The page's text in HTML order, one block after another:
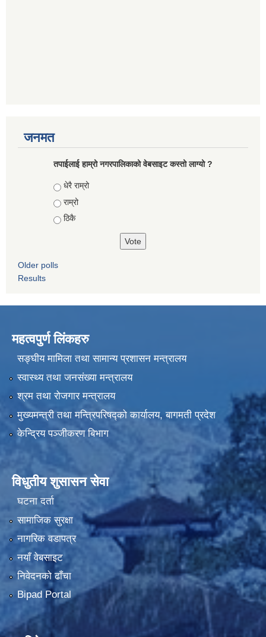
जनमत
तपाईलाई हाम्रो नगरपालिकाको वेबसाइट कस्तो लाग्यो ?
Choices
धेरै राम्रो
राम्रो
ठिकै
Older polls
Results
महत्वपुर्ण लिंकहरु
सङ्घीय मामिला तथा सामान्य प्रशासन मन्त्रालय
स्वास्थ्य तथा जनसंख्या मन्त्रालय
श्रम तथा रोजगार मन्त्रालय
मुख्यमन्त्री तथा मन्त्रिपरिषद्को कार्यालय, बागमती प्रदेश
केन्द्रिय पञ्जीकरण बिभाग
विधुतीय शुसासन सेवा
घटना दर्ता
सामाजिक सुरक्षा
नागरिक वडापत्र
नयाँ वेबसाइट
निवेदनको ढाँचा
Bipad Portal